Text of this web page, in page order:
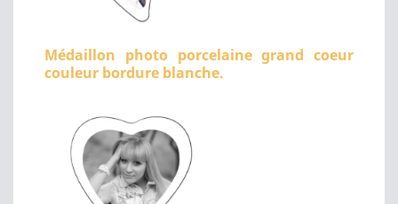
Médaillon photo porcelaine grand coeur
couleur bordure blanche.